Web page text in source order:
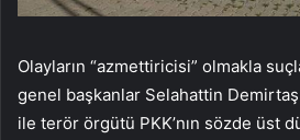
Olayların “azmettiricisi” olmakla
genel başkanlar Selahattin
ile terör örgütü PKK’nın sözde üst